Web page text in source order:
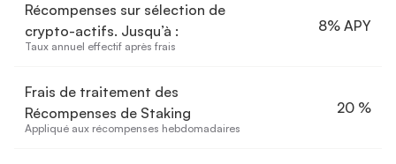
Récompenses sur sélection de
crypto-actifs. Jusqu’à :
Taux annuel effectif après frais
8% APY
Frais de traitement des
Récompenses de Staking
Appliqué aux récompenses hebdomadaires
20 %